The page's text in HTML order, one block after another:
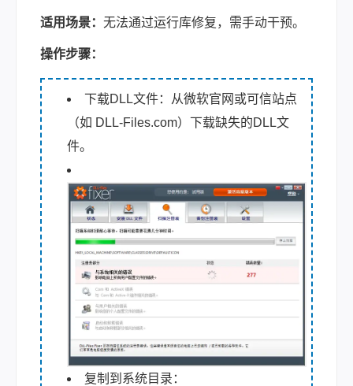
适用场景： 无法通过运行库修复，需手动干预。
操作步骤：
下载DLL文件：从微软官网或可信站点
（如 DLL-Files.com）下载缺失的DLL文
件。
复制到系统目录：